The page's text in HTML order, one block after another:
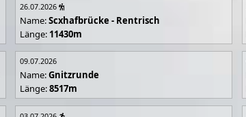
26.07.2026
Name:Scxhafbrücke - Rentrisch
Länge: 11430m
09.07.2026
Name:Gnitzrunde
Länge:8517m